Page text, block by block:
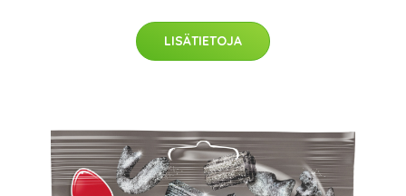
LISÄTIETOJA